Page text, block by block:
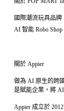
國際潮流玩具品
AI 智能 Robo
關於 Appier
做為 AI 原生的跨
是賦能企業，將
Appier 成立於